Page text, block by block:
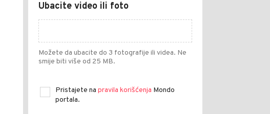
Ubacite video ili foto
Možete da ubacite do 3 fotografije ili videa. Ne
smije biti više od 25 MB.
Pristajete na pravila korišćenja Mondo
portala.